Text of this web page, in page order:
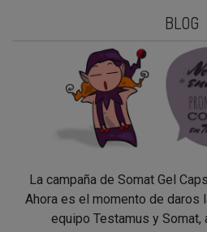
BLOG
La campaña de Somat Gel
Ahora es el momento de daros
equipo Testamus y Somat,